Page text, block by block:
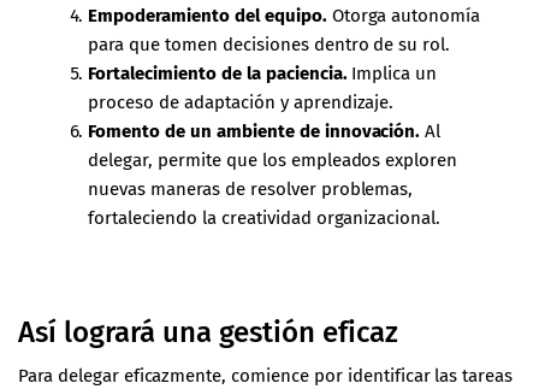
Empoderamiento del equipo.Otorga autonomía
para que tomen decisiones dentro de su rol.
Fortalecimiento de la paciencia.Implica un
proceso de adaptación y aprendizaje.
Fomento de un ambiente de innovación. Al
delegar, permite que los empleados exploren
nuevas maneras de resolver problemas,
fortaleciendo la creatividad organizacional.
Así logrará una gestión eficaz
Para delegar eficazmente, comience por identificar las tareas